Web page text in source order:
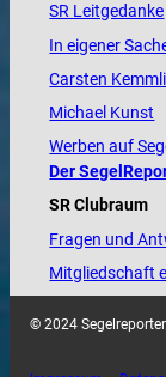
SR Leitgedanke
In eigener
Carsten
Michael Kunst
Werben auf
Der
SR Clubraum
Fragen und
Mitgliedschaft
© 2024